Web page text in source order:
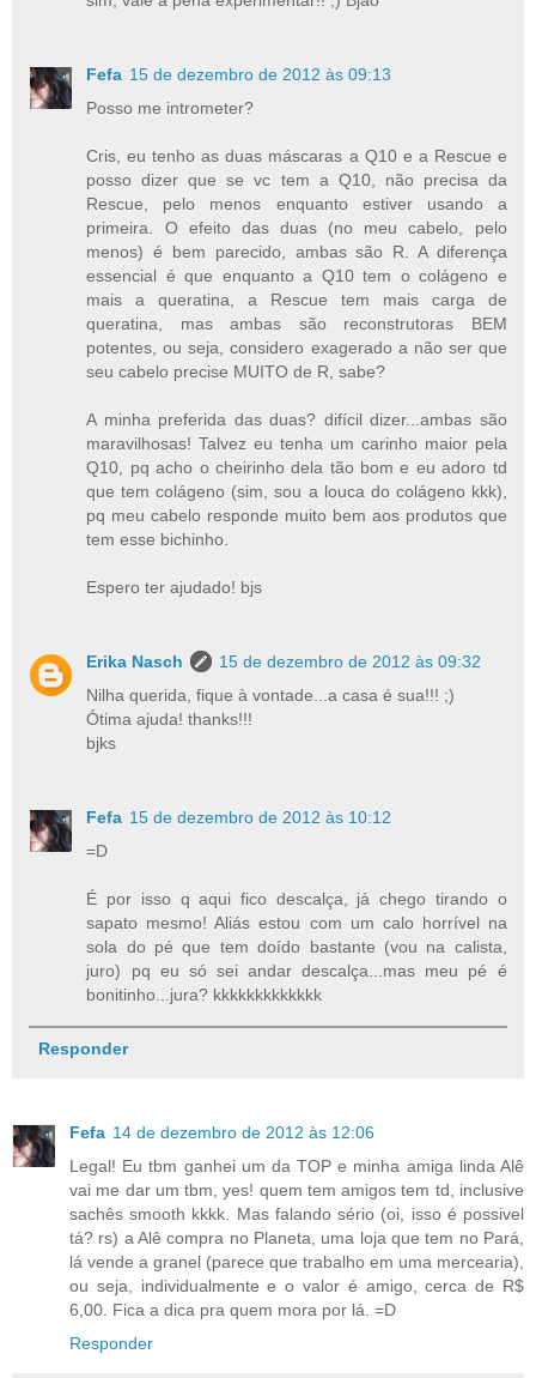
Fefa 15 de dezembro de 2012 às 09:13
Posso me intrometer?
Cris, eu tenho as duas máscaras a Q10 e a Rescue e
posso dizer que se vc tem a Q10, não precisa da
Rescue, pelo menos enquanto estiver usando a
primeira. O efeito das duas (no meu cabelo, pelo
menos) é bem parecido, ambas são R. A diferença
essencial é que enquanto a Q10 tem o colágeno e
mais a queratina, a Rescue tem mais carga de
queratina, mas ambas são reconstrutoras BEM
potentes, ou seja, considero exagerado a não ser que
seu cabelo precise MUITO de R, sabe?
A minha preferida das duas? difícil dizer...ambas são
maravilhosas! Talvez eu tenha um carinho maior pela
Q10, pq acho o cheirinho dela tão bom e eu adoro td
que tem colágeno (sim, sou a louca do colágeno kkk),
pq meu cabelo responde muito bem aos produtos que
tem esse bichinho.
Espero ter ajudado! bjs
Erika Nasch
15 de dezembro de 2012 às 09:32
Nilha querida, fique à vontade...a casa é sua!!! ;)
Ótima ajuda! thanks!!!
bjks
Fefa 15 de dezembro de 2012 às 10:12
=D
É por isso q aqui fico descalça, já chego tirando o
sapato mesmo! Aliás estou com um calo horrível na
sola do pé que tem doído bastante (vou na calista,
juro) pq eu só sei andar descalça...mas meu pé é
bonitinho...jura? kkkkkkkkkkkkk
Responder
Fefa 14 de dezembro de 2012 às 12:06
Legal! Eu tbm ganhei um da TOP e minha amiga linda Alê
vai me dar um tbm, yes! quem tem amigos tem td, inclusive
sachês smooth kkkk. Mas falando sério (oi, isso é possivel
tá? rs) a Alê compra no Planeta, uma loja que tem no Pará,
lá vende a granel (parece que trabalho em uma mercearia),
ou seja, individualmente e o valor é amigo, cerca de R$
6,00. Fica a dica pra quem mora por lá. =D
Responder